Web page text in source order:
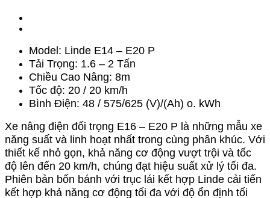
Model: Linde E14 – E20 P
Tải Trọng: 1.6 – 2 Tấn
Chiều Cao Nâng: 8m
Tốc độ: 20 / 20 km/h
Bình Điện: 48 / 575/625 (V)/(Ah) o. kWh
Xe nâng điện đối trọng E16 – E20 P là những mẫu xe
năng suất và linh hoạt nhất trong cùng phân khúc. Với
thiết kế nhỏ gọn, khả năng cơ động vượt trội và tốc
độ lên đến 20 km/h, chúng đạt hiệu suất xử lý tối đa.
Phiên bản bốn bánh với trục lái kết hợp Linde cải tiến
kết hợp khả năng cơ động tối đa với độ ổn định tối